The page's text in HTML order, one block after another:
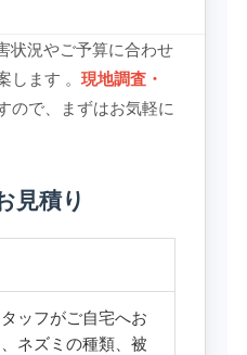
状況やご予算に合わせ
します 。 現地調査・
ので、まずはお気軽に
見積り
ッフがご自宅へお
ネズミの種類、被